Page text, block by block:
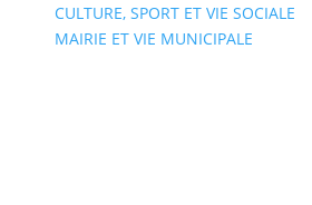
CULTURE, SPORT ET VIE SOCIALE
MAIRIE ET VIE MUNICIPALE